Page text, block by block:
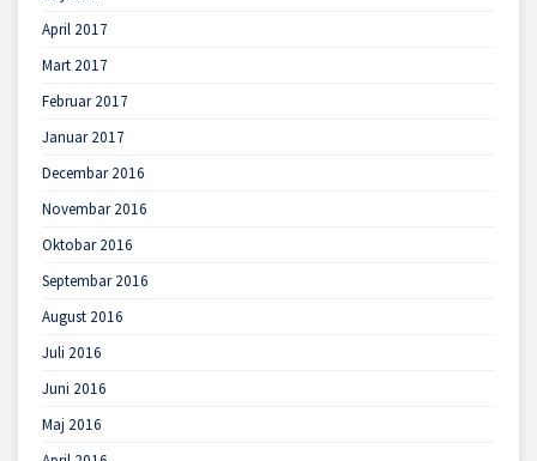
April 2017
Mart 2017
Februar 2017
Januar 2017
Decembar 2016
Novembar 2016
Oktobar 2016
Septembar 2016
August 2016
Juli 2016
Juni 2016
Maj 2016